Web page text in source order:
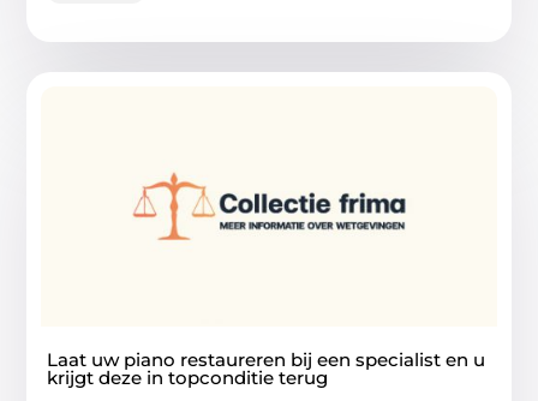
Laat uw piano restaureren bij een specialist en u
krijgt deze in topconditie terug